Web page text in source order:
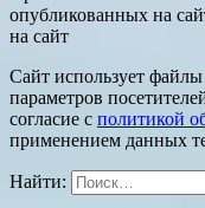
опубликованных на
на сайт
Сайт использует
параметров
согласие с политикой
применением данных
Найти: